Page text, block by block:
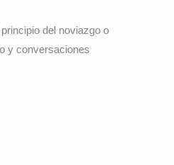
del noviazgo o
y conversaciones